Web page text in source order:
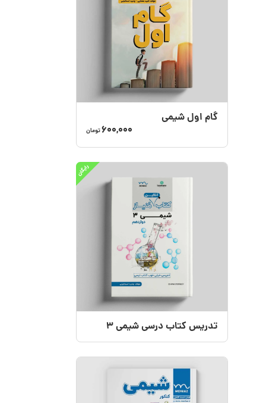
گام اول شیمی
600,000تومان
تدریس کتاب درسی شیمی 3